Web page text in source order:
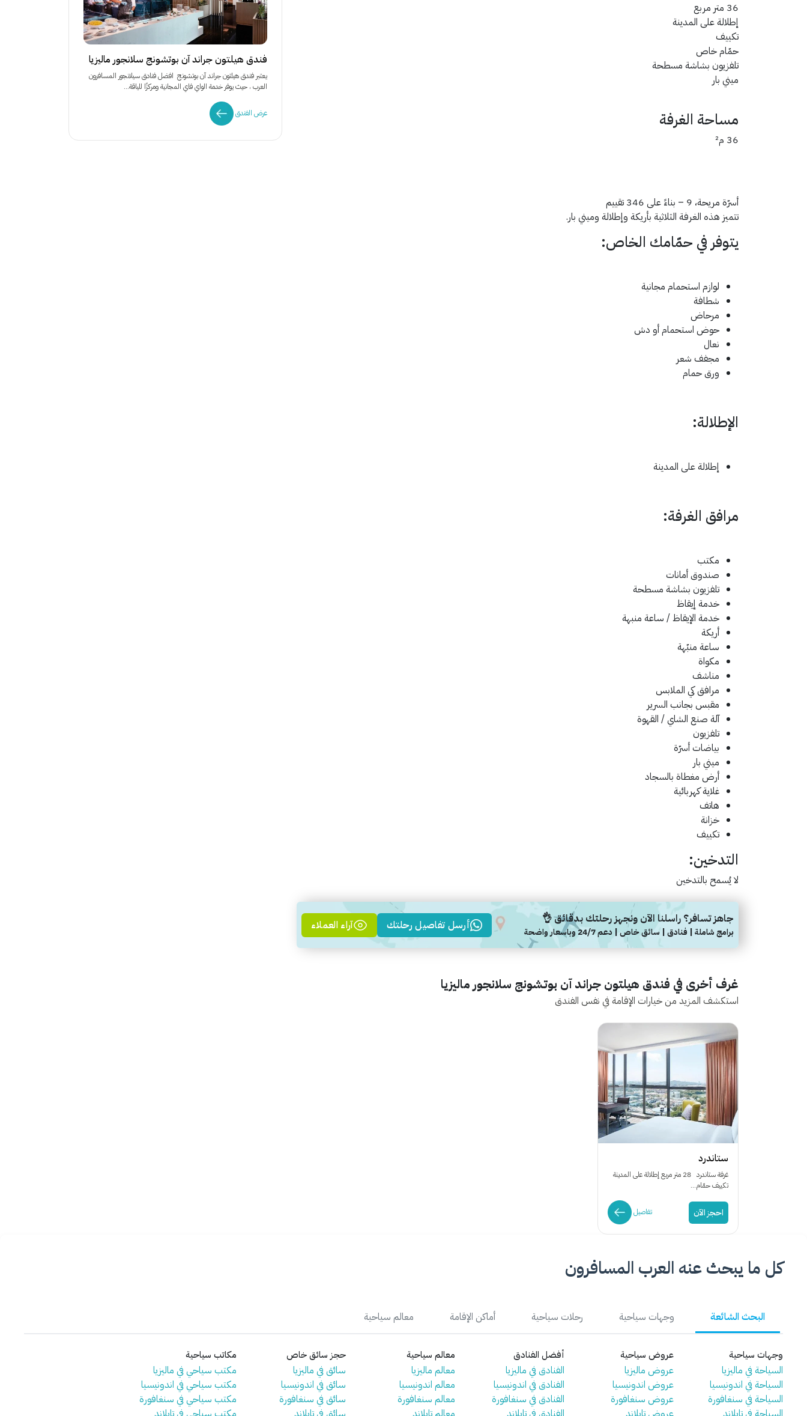
36 متر مربع
إطلالة على المدينة
تكييف
حمّام خاص
تلفزيون بشاشة مسطحة
ميني بار
مساحة الغرفة
36 م²
أسرّة مريحة، 9 – بناءً على 346 تقييم
تتميز هذه الغرفة الثلاثية بأريكة وإطلالة وميني بار.
يتوفر في حمّامك الخاص:
لوازم استحمام مجانية
شطافة
مرحاض
حوض استحمام أو دش
نعال
مجفف شعر
ورق حمام
الإطلالة:
إطلالة على المدينة
مرافق الغرفة: ​
مكتب
صندوق أمانات
تلفزيون بشاشة مسطحة
خدمة إيقاظ
خدمة الإيقاظ / ساعة منبهة
أريكة
ساعة منبّهة
مكواة
مناشف
مرافق كي الملابس
مقبس بجانب السرير
آلة صنع الشاي / القهوة
تلفزيون
بياضات أسرّة
ميني بار
أرض مغطاة بالسجاد
غلاية كهربائية
هاتف
خزانة
تكييف
التدخين: ​
لا يُسمح بالتدخين
جاهز تسافر؟ راسلنا الآن ونجهز رحلتك بدقائق 👌
برامج شاملة | فنادق | سائق خاص | دعم 24/7 وباسعار واضحة أرسل تفاصيل رحلتك آراء العملاء
غرف أخرى في فندق هيلتون جراند آن بوتشونج سلانجور ماليزيا
استكشف المزيد من خيارات الإقامة في نفس الفندق
ستاندرد
غرفة ستاندرد 28 متر مربع إطلالة على المدينة
تكييف حمّام...
احجز الآن تفاصيل
فندق هيلتون جراند آن بوتشونج سلانجور ماليزيا
يعتبر فندق هيلتون جراند آن بوتشونج افضل فنادق سيلانجور المسافرون
العرب ، حيث يوفر خدمة الواي فاي المجانية ومركزًا للياقة...
عرض الفندق
كل ما يبحث عنه العرب المسافرون
البحث الشائعة وجهات سياحية رحلات سياحية أماكن الإقامة معالم سياحية
وجهات سياحية
السياحة في ماليزيا
السياحة في اندونيسيا
السياحة في سنغافورة
عروض سياحية
عروض ماليزيا
عروض اندونيسيا
عروض سنغافورة
أفضل الفنادق
الفنادق في ماليزيا
الفنادق في اندونيسيا
الفنادق في سنغافورة
معالم سياحية
معالم ماليزيا
معالم اندونيسيا
معالم سنغافورة
حجز سائق خاص
سائق في ماليزيا
سائق في اندونيسيا
سائق في سنغافورة
مكاتب سياحية
مكتب سياحي في ماليزيا
مكتب سياحي في اندونيسيا
مكتب سياحي في سنغافورة